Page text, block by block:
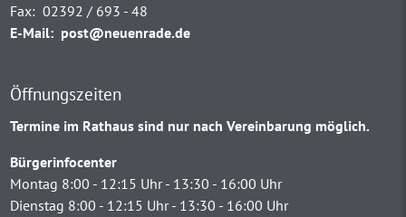
Fax: 02392 / 693 - 48
E-Mail: post@neuenrade.de
Öffnungszeiten
Termine im Rathaus sind nur nach Vereinbarung möglich.
Bürgerinfocenter
Montag 8:00 - 12:15 Uhr - 13:30 - 16:00 Uhr
Dienstag 8:00 - 12:15 Uhr - 13:30 - 16:00 Uhr